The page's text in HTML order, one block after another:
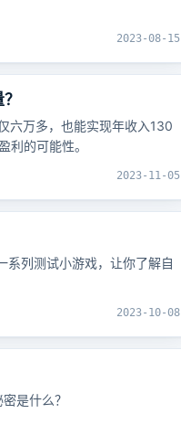
2023-08-15
六万多，也能实现年收入130
利的可能性。
2023-11-05
系列测试小游戏，让你了解自
2023-10-08
是什么？